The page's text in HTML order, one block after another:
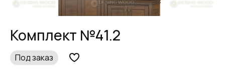
Комплект №41.2
Под заказ